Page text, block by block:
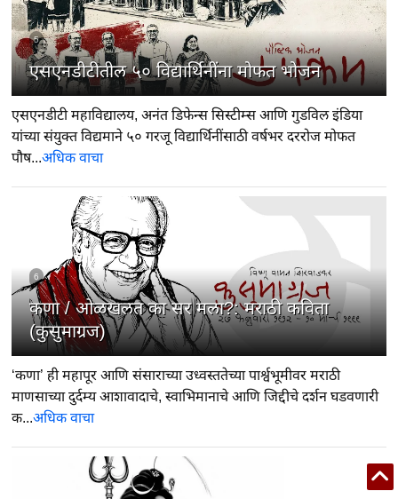
5
एसएनडीटीतील ५० विद्यार्थिनींना मोफत भोजन
एसएनडीटी महाविद्यालय, अनंत डिफेन्स सिस्टीम्स आणि गुडविल इंडिया
यांच्या संयुक्त विद्यमाने ५० गरजू विद्यार्थिनींसाठी वर्षभर दररोज मोफत
पौष...अधिक वाचा
6
कणा / ओळखलत का सर मला?: मराठी कविता
(कुसुमाग्रज)
‘कणा’ ही महापूर आणि संसाराच्या उध्वस्ततेच्या पार्श्वभूमीवर मराठी
माणसाच्या दुर्दम्य आशावादाचे, स्वाभिमानाचे आणि जिद्दीचे दर्शन घडवणारी
क...अधिक वाचा